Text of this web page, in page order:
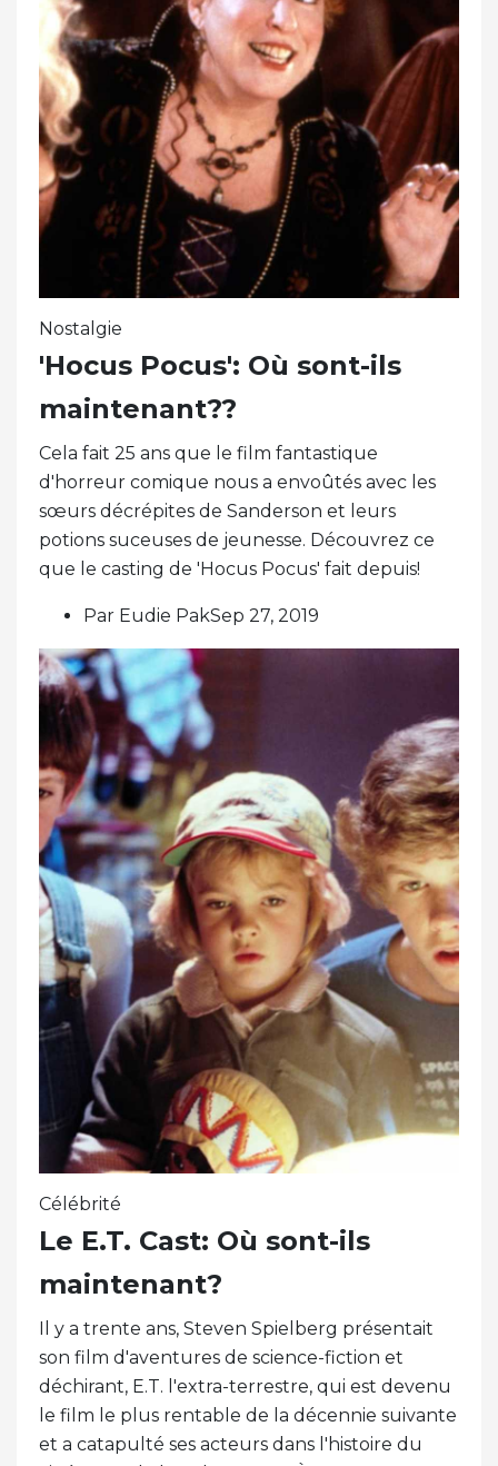
Nostalgie
'Hocus Pocus': Où sont-ils
maintenant??
Cela fait 25 ans que le film fantastique
d'horreur comique nous a envoûtés avec les
sœurs décrépites de Sanderson et leurs
potions suceuses de jeunesse. Découvrez ce
que le casting de 'Hocus Pocus' fait depuis!
Par Eudie PakSep 27, 2019
Célébrité
Le E.T. Cast: Où sont-ils
maintenant?
Il y a trente ans, Steven Spielberg présentait
son film d'aventures de science-fiction et
déchirant, E.T. l'extra-terrestre, qui est devenu
le film le plus rentable de la décennie suivante
et a catapulté ses acteurs dans l'histoire du